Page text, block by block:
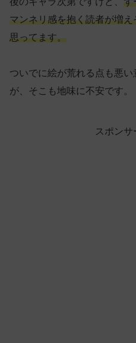
マンネリ感を抱く読者が増
思ってます。
ついでに絵が荒れる点も悪
が、そこも地味に不安です。
スポンサ